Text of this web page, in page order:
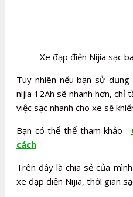
Xe đạp điện Nijia sạc
Tuy nhiên nếu bạn sử
nijia 12Ah sẽ nhanh hơn,
việc sạc nhanh cho xe sẽ
Bạn có thể thể tham khảo :
cách
Trên đây là chia sẻ của
xe đạp điện Nijia, thời gian